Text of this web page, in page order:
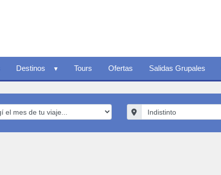
Destinos Tours Ofertas Salidas Grupales